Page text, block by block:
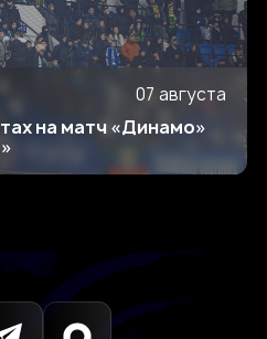
07 августа
на матч «Динамо»